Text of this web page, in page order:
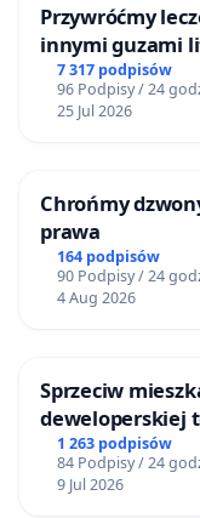
Przywróćmy
innymi guzami
Centrum
7 317 podpisów
96 Podpisy / 24
25 Jul 2026
Chrońmy
prawa
164 podpisów
90 Podpisy / 24
4 Aug 2026
Sprzeciw
deweloperskiej
Bulwarów
1 263 podpisów
84 Podpisy / 24
9 Jul 2026